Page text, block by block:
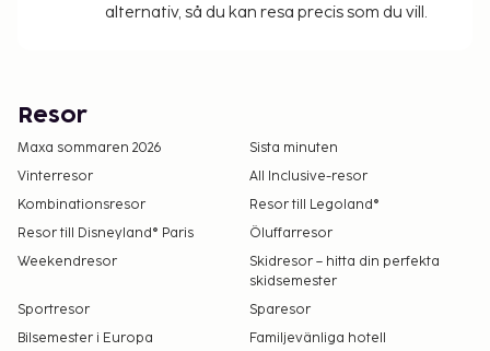
alternativ, så du kan resa precis som du vill.
Resor
Maxa sommaren 2026
Sista minuten
Vinterresor
All Inclusive-resor
Kombinationsresor
Resor till Legoland®
Resor till Disneyland® Paris
Öluffarresor
Weekendresor
Skidresor – hitta din perfekta
skidsemester
Sportresor
Sparesor
Bilsemester i Europa
Familjevänliga hotell